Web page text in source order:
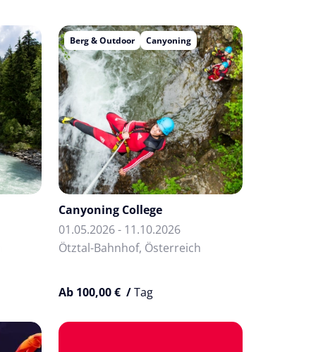
Berg & Outdoor Canyoning
Canyoning College
01.05.2026 - 11.10.2026
Ötztal-Bahnhof, Österreich
Ab 100,00 € /Tag